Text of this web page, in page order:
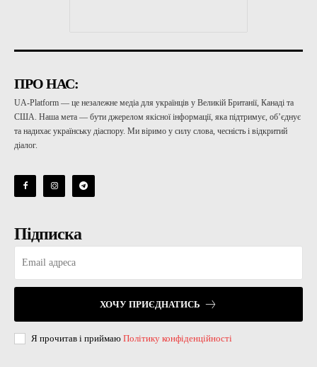
ПРО НАС:
UA-Platform — це незалежне медіа для українців у Великій Британії, Канаді та
США. Наша мета — бути джерелом якісної інформації, яка підтримує, об’єднує
та надихає українську діаспору. Ми віримо у силу слова, чесність і відкритий
діалог.
Підписка
ХОЧУ ПРИЄДНАТИСЬ
Я прочитав і приймаю Політику конфіденційності